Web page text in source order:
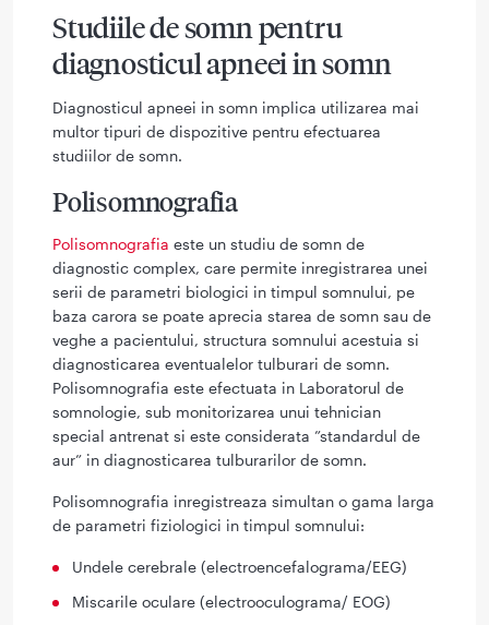
Studiile de somn pentru
diagnosticul apneei in somn
Diagnosticul apneei in somn implica utilizarea mai
multor tipuri de dispozitive pentru efectuarea
studiilor de somn.
Polisomnografia
Polisomnografia este un studiu de somn de
diagnostic complex, care permite inregistrarea unei
serii de parametri biologici in timpul somnului, pe
baza carora se poate aprecia starea de somn sau de
veghe a pacientului, structura somnului acestuia si
diagnosticarea eventualelor tulburari de somn.
Polisomnografia este efectuata in Laboratorul de
somnologie, sub monitorizarea unui tehnician
special antrenat si este considerata ”standardul de
aur” in diagnosticarea tulburarilor de somn.
Polisomnografia inregistreaza simultan o gama larga
de parametri fiziologici in timpul somnului:
Undele cerebrale (electroencefalograma/EEG)
Miscarile oculare (electrooculograma/ EOG)